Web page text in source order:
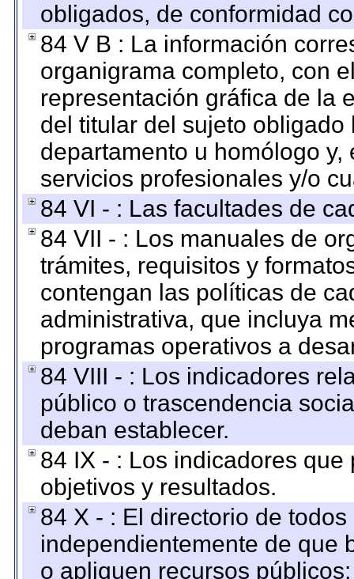
obligados, de conformidad
84 V B : La información
organigrama completo, con
representación gráfica de la
del titular del sujeto
departamento u homólogo
servicios profesionales y/o
84 VI - : Las facultades de
84 VII - : Los manuales de
trámites, requisitos y
contengan las políticas de
administrativa, que incluya
programas operativos a
84 VIII - : Los indicadores
público o trascendencia
deban establecer.
84 IX - : Los indicadores
objetivos y resultados.
84 X - : El directorio de
independientemente de que
o apliquen recursos